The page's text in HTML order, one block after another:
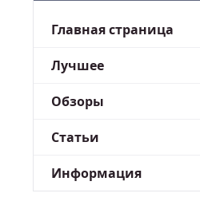
Главная страница
Лучшее
Обзоры
Статьи
Информация